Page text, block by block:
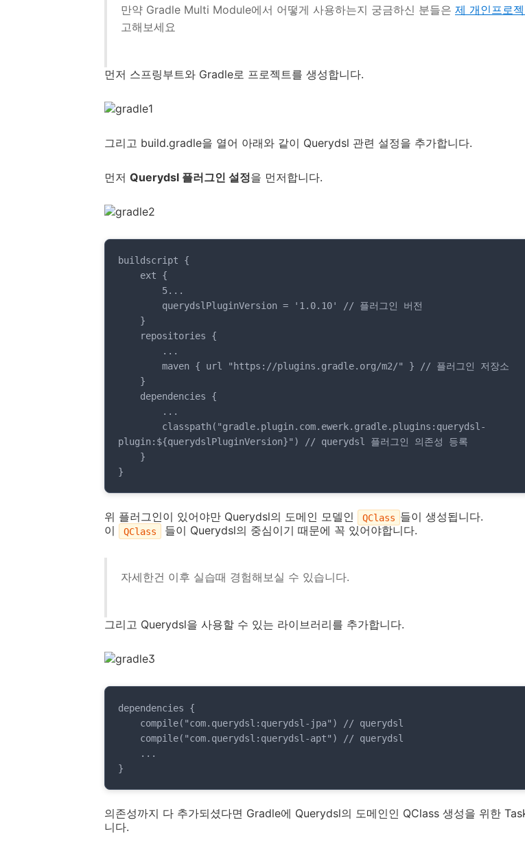
만약 Gradle Multi Module에서 어떻게 사용하는지 궁금하신 분들은 제 개인프로
고해보세요
먼저 스프링부트와 Gradle로 프로젝트를 생성합니다.
그리고 build.gradle을 열어 아래와 같이 Querydsl 관련 설정을 추가합니다.
먼저 Querydsl 플러그인 설정을 먼저합니다.
buildscript {
        maven { url "https://plugins.gradle.org/m2/" } // 플러그인 저장소
plugin:${querydslPluginVersion}") // querydsl 플러그인 의존성 등록
}
위 플러그인이 있어야만 Querydsl의 도메인 모델인 QClass 들이 생성됩니다.
이
QClass 들이 Querydsl의 중심이기 때문에 꼭 있어야합니다.
자세한건 이후 실습때 경험해보실 수 있습니다.
그리고 Querydsl을 사용할 수 있는 라이브러리를 추가합니다.
dependencies {
}
의존성까지 다 추가되셨다면 Gradle에 Querydsl의 도메인인 QClass 생성을 위한
니다.